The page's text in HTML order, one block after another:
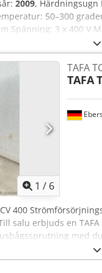
2009, Härdningsugn
50–300
Spänning: 3 x 400 V
- CE-certifikat finns:
temperatur [°C]:
Moms
inom industrisektorn.
1 / 6
TAFA
TAFA
400
salu erbjuds en
med
TAFA-/
Technologies)